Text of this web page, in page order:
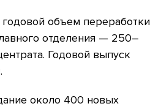
объем переработки
отделения — 250–
Годовой выпуск
около 400 новых